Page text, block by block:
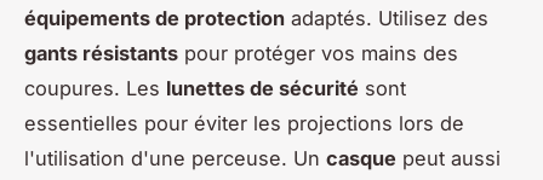
équipements de protection adaptés. Utilisez des
gants résistants pour protéger vos mains des
coupures. Les lunettes de sécurité sont
essentielles pour éviter les projections lors de
l'utilisation d'une perceuse. Un casque peut aussi